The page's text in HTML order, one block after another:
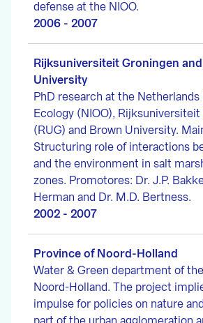
defense at the NIOO.
2006 - 2007
Rijksuniversiteit Groningen
University
PhD research at the
Ecology (NIOO), Rijksuniversiteit
(RUG) and Brown University.
Structuring role of interactions
and the environment in salt
zones. Promotores: Dr. J.P.
Herman and Dr. M.D. Bertness.
2002 - 2007
Province of Noord-Holland
Water & Green department of
Noord-Holland. The project
impulse for policies on nature
part of the urban agglomeration